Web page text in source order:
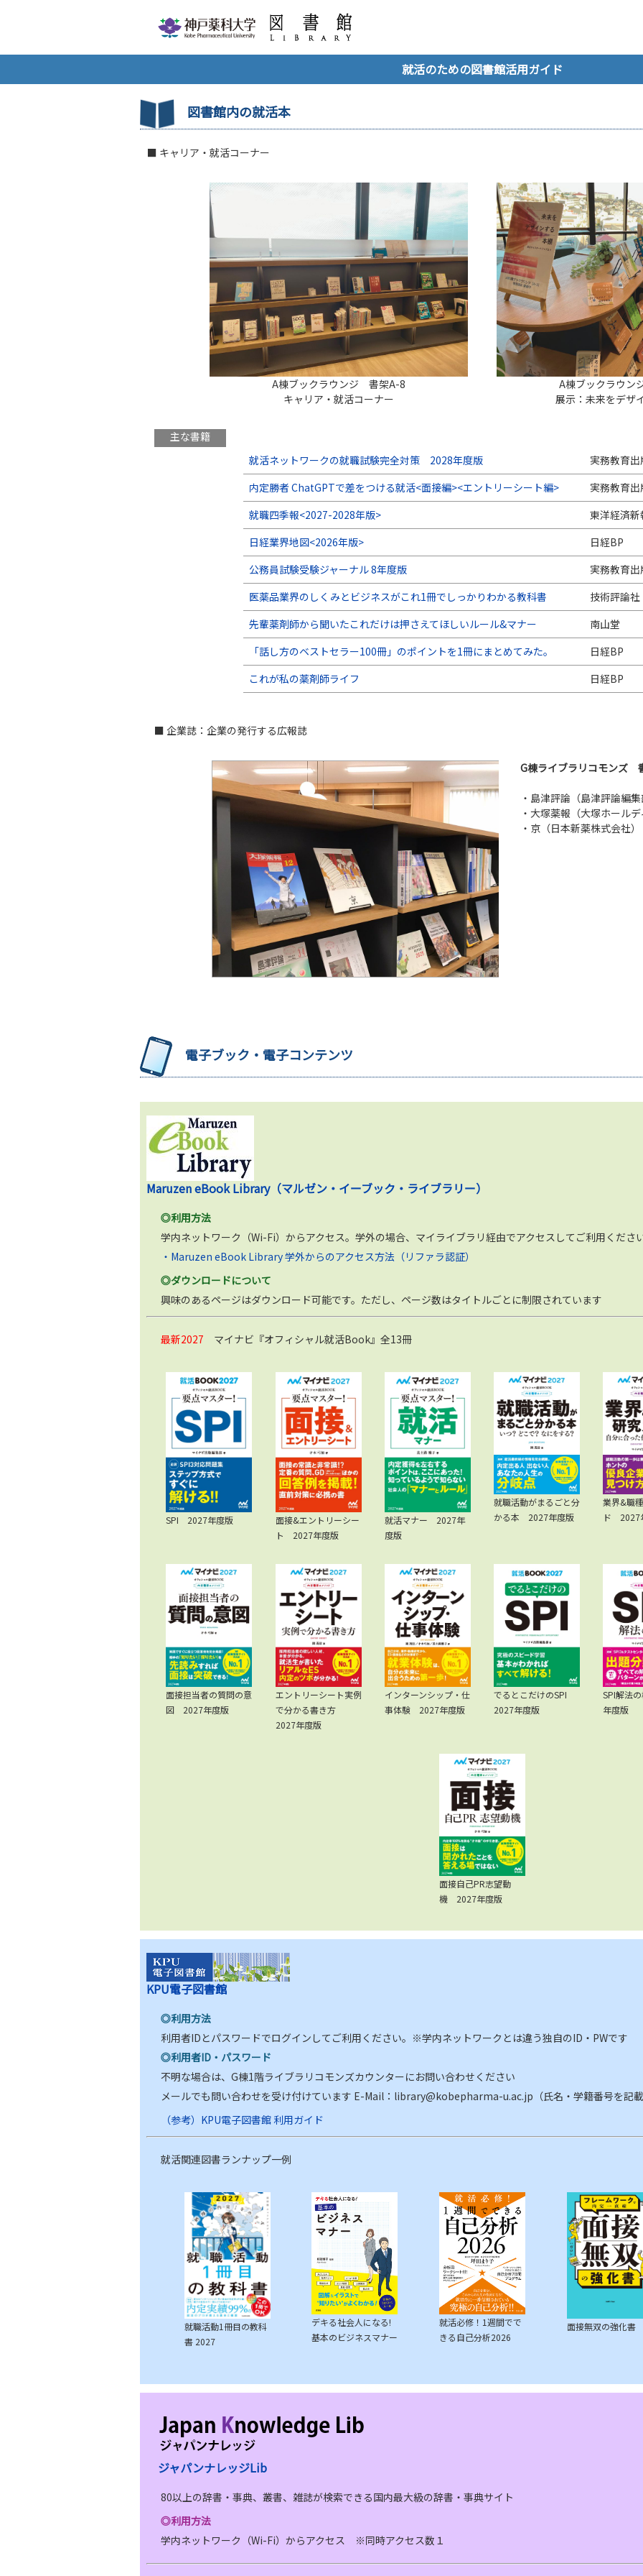
就活のための図書館活用ガイド
図書館内の就活本
■ キャリア・就活コーナー
A棟ブックラウンジ 書架A-8
キャリア・就活コーナー
A棟ブックラウ
展示：未来をデザ
主な書籍
就活ネットワークの就職試験完全対策 2028年度版
実務教育出
内定勝者 ChatGPTで差をつける就活<面接編><エントリーシート編>
実務教育出
就職四季報<2027-2028年版>
東洋経済新
日経業界地図<2026年版>
日経BP
公務員試験受験ジャーナル 8年度版
実務教育出
医薬品業界のしくみとビジネスがこれ1冊でしっかりわかる教科書
技術評論社
先輩薬剤師から聞いたこれだけは押さえてほしいルール&マナー
南山堂
「話し方のベストセラー100冊」のポイントを1冊にまとめてみた。
日経BP
これが私の薬剤師ライフ
日経BP
■ 企業誌：企業の発行する広報誌
G棟ライブラリコモンズ
・島津評論（島津評論編集
・大塚薬報（大塚ホールデ
・京（日本新薬株式会社
電子ブック・電子コンテンツ
Maruzen eBook Library（マルゼン・イーブック・ライブラリー）
◎利用方法
学内ネットワーク（Wi-Fi）からアクセス。学外の場合、マイライブラリ経由でアクセスしてご利用くだ
・Maruzen eBook Library 学外からのアクセス方法（リファラ認証）
◎ダウンロードについて
興味のあるページはダウンロード可能です。ただし、ページ数はタイトルごとに制限されています
最新2027 マイナビ『オフィシャル就活Book』全13冊
SPI 2027年度版
面接&エントリーシー
ト 2027年度版
就活マナー 2027年
度版
就職活動がまるごと分
かる本 2027年度版
業界&職
ド 2027
面接担当者の質問の意
図 2027年度版
エントリーシート実例
で分かる書き方
2027年度版
インターンシップ・仕
事体験 2027年度版
でるとこだけのSPI
2027年度版
SPI解法
年度版
面接自己PR志望動
機 2027年度版
KPU電子図書館
◎利用方法
利用者IDとパスワードでログインしてご利用ください。※学内ネットワークとは違う独自のID・PWです
◎利用者ID・パスワード
不明な場合は、G棟1階ライブラリコモンズカウンターにお問い合わせください
メールでも問い合わせを受け付けています E-Mail：library@kobepharma-u.ac.jp（氏名・学籍番号を記載
（参考）KPU電子図書館 利用ガイド
就活関連図書ランナップ一例
就職活動1冊目の教科
書 2027
デキる社会人になる!
基本のビジネスマナー
就活必修！1週間でで
きる自己分析2026
面接無双の強化書
ジャパンナレッジLib
80以上の辞書・事典、叢書、雑誌が検索できる国内最大級の辞書・事典サイト
◎利用方法
学内ネットワーク（Wi-Fi）からアクセス ※同時アクセス数１